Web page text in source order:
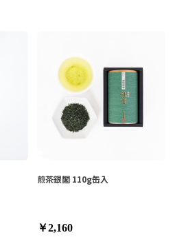
煎茶銀閣 110g缶入
￥2,160